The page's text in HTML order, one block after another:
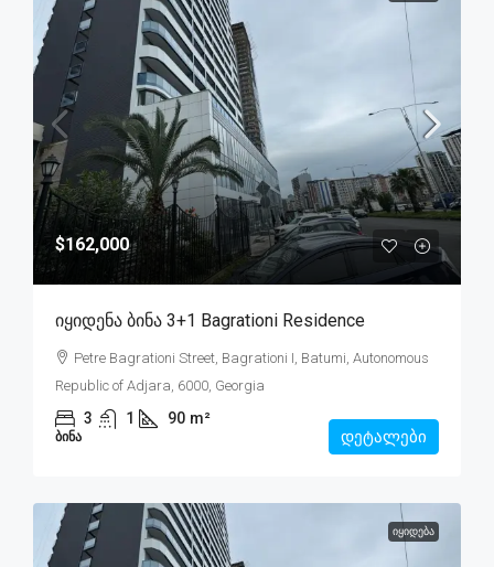
$162,000
Იყიდენა Ბინა 3+1 Bagrationi Residence
Petre Bagrationi Street, Bagrationi I, Batumi, Autonomous
Republic of Adjara, 6000, Georgia
3 1 90 m²
ᲑᲘᲜᲐ დეტალები
ᲘᲧᲘᲓᲔᲑᲐ